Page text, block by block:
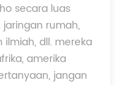
secara luas
rumah,
ilmiah, dll. mereka
amerika
jangan